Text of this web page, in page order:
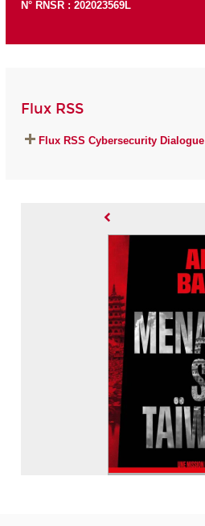
N° RNSR : 202023569L
Flux RSS
Flux RSS Cybersecurity Dialogue